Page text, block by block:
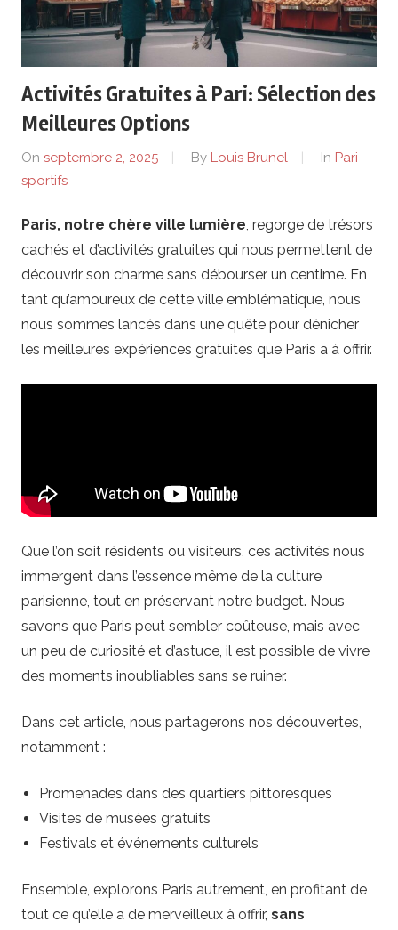
e
r
i
e
n
.
f
r
r
i
s
p
o
r
i
f
s
Activités Gratuites à Pari: Sélection des
Meilleures Options
On septembre 2, 2025 By Louis Brunel In Pari
sportifs
Paris, notre chère ville lumière, regorge de trésors
cachés et d’activités gratuites qui nous permettent de
découvrir son charme sans débourser un centime. En
tant qu’amoureux de cette ville emblématique, nous
nous sommes lancés dans une quête pour dénicher
les meilleures expériences gratuites que Paris a à offrir.
Que l’on soit résidents ou visiteurs, ces activités nous
immergent dans l’essence même de la culture
parisienne, tout en préservant notre budget. Nous
savons que Paris peut sembler coûteuse, mais avec
un peu de curiosité et d’astuce, il est possible de vivre
des moments inoubliables sans se ruiner.
Dans cet article, nous partagerons nos découvertes,
notamment :
Promenades dans des quartiers pittoresques
Visites de musées gratuits
Festivals et événements culturels
Ensemble, explorons Paris autrement, en profitant de
tout ce qu’elle a de merveilleux à offrir, sans